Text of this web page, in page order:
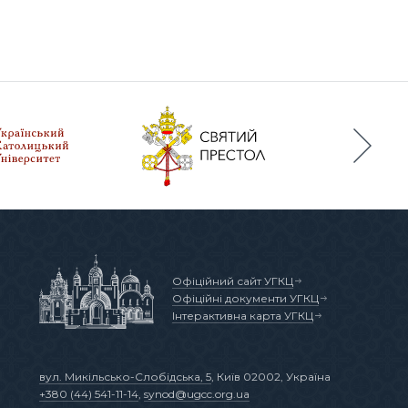
вул. Микільсько-Слобідська, 5 , Київ 02002, Україна
+380 (44) 541-11-14 synod@ugcc.org.ua
Офіційний сайт УГКЦ
Офіційні документи УГКЦ
Інтерактивна карта УГКЦ